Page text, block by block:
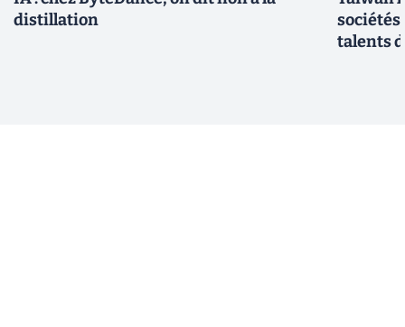
distillation
sociétés
talents